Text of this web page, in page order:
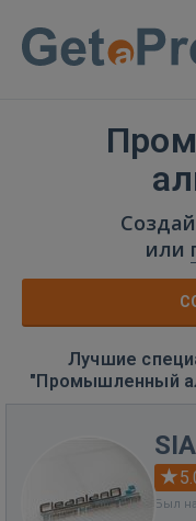
или
Лучшие
"Промышленный
Был